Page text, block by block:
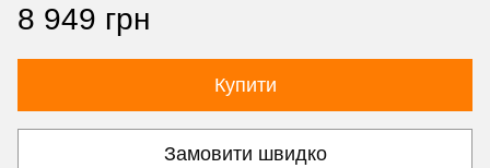
8 949 грн
Купити
Замовити швидко